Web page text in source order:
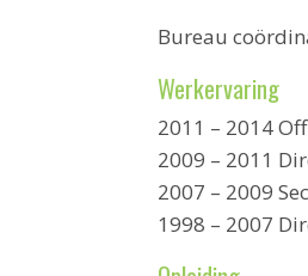
Bureau
Werkervaring
2011 – 2014
2009 – 2011
2007 – 2009
1998 – 2007